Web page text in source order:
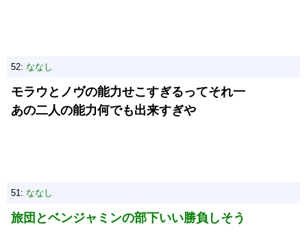
52: ななし
モラウとノヴの能力せこすぎるってそれ一
あの二人の能力何でも出来すぎや
51: ななし
旅団とベンジャミンの部下いい勝負しそう